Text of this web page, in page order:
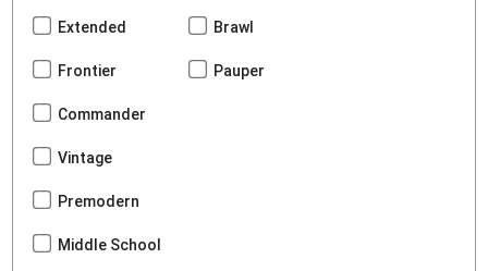
Extended Brawl
Frontier Pauper
Commander
Vintage
Premodern
Middle School